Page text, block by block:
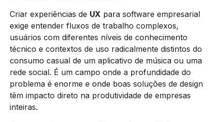
Criar experiências de UX para software empresarial
exige entender fluxos de trabalho complexos,
usuários com diferentes níveis de conhecimento
técnico e contextos de uso radicalmente distintos do
consumo casual de um aplicativo de música ou uma
rede social. É um campo onde a profundidade do
problema é enorme e onde boas soluções de design
têm impacto direto na produtividade de empresas
inteiras.